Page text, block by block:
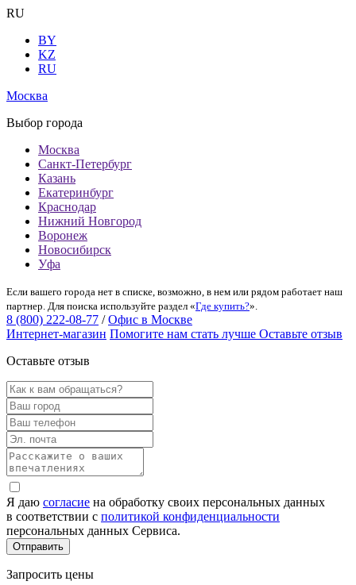
RU
BY
KZ
RU
Москва
Выбор города
Москва
Санкт-Петербург
Казань
Екатеринбург
Краснодар
Нижний Новгород
Воронеж
Новосибирск
Уфа
Если вашего города нет в списке, возможно, в нем или рядом работает наш
партнер. Для поиска используйте раздел «Где купить?».
8 (800) 222-08-77 / Офис в Москве
Интернет-магазин Помогите нам стать лучше Оставьте отзыв
Оставьте отзыв
Я даю согласие на обработку своих персональных данных
в соответствии с политикой конфиденциальности
персональных данных Сервиса.
Запросить цены